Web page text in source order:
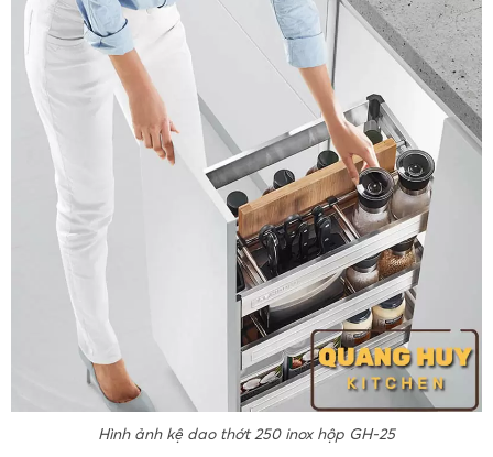
Hình ảnh kệ dao thớt 250 inox hộp GH-25